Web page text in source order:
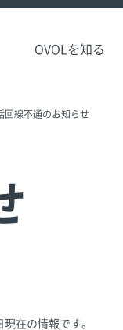
OVOLを知る
回線不通のお知らせ
在の情報です。